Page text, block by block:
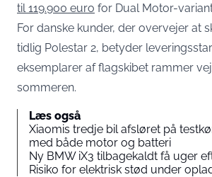
til 119.900 euro for Dual Motor-
For danske kunder, der overvejer at
tidlig Polestar 2, betyder
eksemplarer af flagskibet rammer
sommeren.
Læs også
Xiaomis tredje bil afsløret på
med både motor og batteri
Ny BMW iX3 tilbagekaldt få uger
Risiko for elektrisk stød under